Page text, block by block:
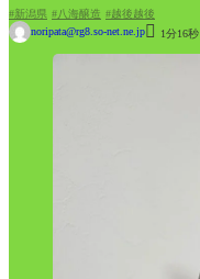
新潟県 八海醸造
越後越後
noripata@rg8.so-net.ne.jp 1分16秒